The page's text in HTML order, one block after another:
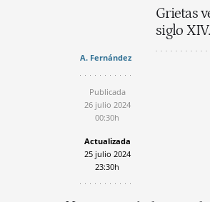
Grietas
siglo
A. Fernández
Publicada
26 julio 2024
00:30h
Actualizada
25 julio 2024
23:30h